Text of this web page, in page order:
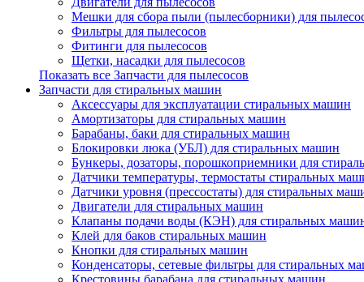
Мешки для сбора пыли (пылесборники) для
Фильтры для пылесосов
Фитинги для пылесосов
Щетки, насадки для пылесосов
Показать все Запчасти для пылесосов
Запчасти для стиральных машин
Аксессуары для эксплуатации стиральных машин
Амортизаторы для стиральных машин
Барабаны, баки для стиральных машин
Блокировки люка (УБЛ) для стиральных машин
Бункеры, дозаторы, порошкоприемники для
Датчики температуры, термостаты стиральных
Датчики уровня (прессостаты) для стиральных
Двигатели для стиральных машин
Клапаны подачи воды (КЭН) для стиральных
Клей для баков стиральных машин
Кнопки для стиральных машин
Конденсаторы, сетевые фильтры для стиральных
Крестовины барабана для стиральных машин